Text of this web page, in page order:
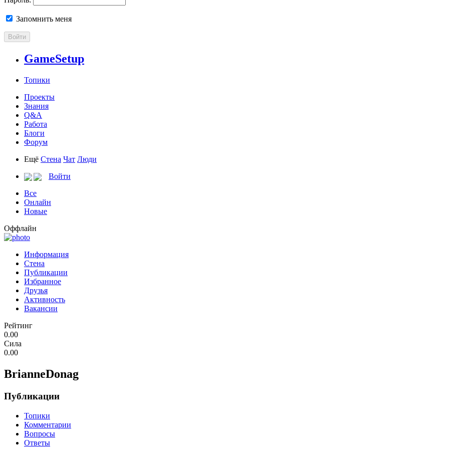
Запомнить меня
Войти
GameSetup
Топики
Проекты
Знания
Q&A
Работа
Блоги
Форум
Ещё Стена Чат Люди
Войти
Все
Онлайн
Новые
Оффлайн
Информация
Стена
Публикации
Избранное
Друзья
Активность
Вакансии
Рейтинг
0.00
Сила
0.00
BrianneDonag
Публикации
Топики
Комментарии
Вопросы
Ответы